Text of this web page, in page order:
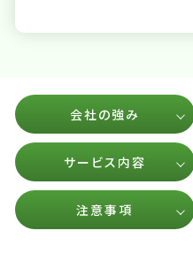
会社の強み
サービス内容
注意事項